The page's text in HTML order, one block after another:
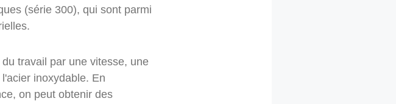
(série 300), qui sont parmi
travail par une vitesse, une
inoxydable. En
on peut obtenir des